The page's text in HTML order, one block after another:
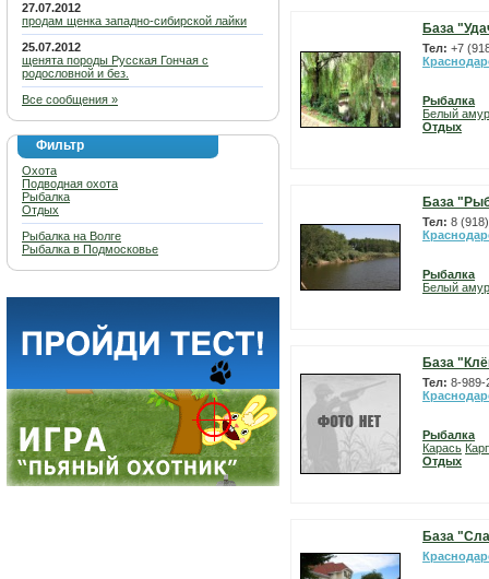
27.07.2012
продам щенка западно-сибирской лайки
25.07.2012
щенята породы Русская Гончая с
родословной и без.
Все сообщения »
Фильтр
Охота
Подводная охота
Рыбалка
Отдых
Рыбалка на Волге
Рыбалка в Подмосковье
База
Тел: +7
Рыбалка
Белый амур
Отдых
База
Тел: 8
Рыбалка
Белый амур
База
Тел: 8-989-
Рыбалка
Карась
Отдых
База